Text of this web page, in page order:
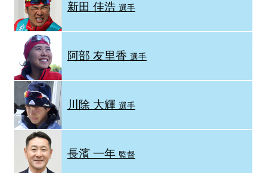
新田 佳浩選手
阿部 友里香 選手
川除 大輝 選手
長濱 一年 監督